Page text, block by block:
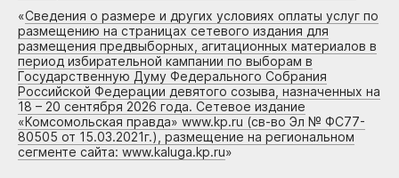
«Сведения о размере и других условиях оплаты услуг по
размещению на страницах сетевого издания для
размещения предвыборных, агитационных материалов в
период избирательной кампании по выборам в
Государственную Думу Федерального Собрания
Российской Федерации девятого созыва, назначенных на
18 – 20 сентября 2026 года. Сетевое издание
«Комсомольская правда» www.kp.ru (св-во Эл № ФС77-
80505 от 15.03.2021г.), размещение на региональном
сегменте сайта: www.kaluga.kp.ru»